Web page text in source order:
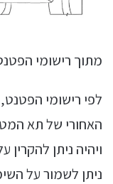
מתוך רישומי
לפי רישומי
האחורי של תא
ויהיה ניתן להקרין
ניתן לשמור על